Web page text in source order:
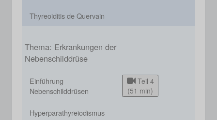
Thyreoiditis de Quervain
Thema: Erkrankungen der
Nebenschilddrüse
Einführung
Nebenschilddrüsen
Teil 4
(51 min)
Hyperparathyreiodismus